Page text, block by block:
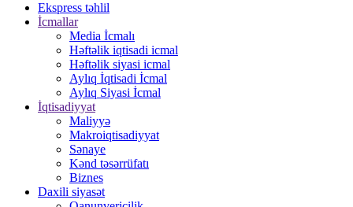
Ekspress təhlil
İcmallar
Media İcmalı
Həftəlik iqtisadi icmal
Həftəlik siyasi icmal
Aylıq İqtisadi İcmal
Aylıq Siyasi İcmal
İqtisadiyyat
Maliyyə
Makroiqtisadiyyat
Sənaye
Kənd təsərrüfatı
Biznes
Daxili siyasət